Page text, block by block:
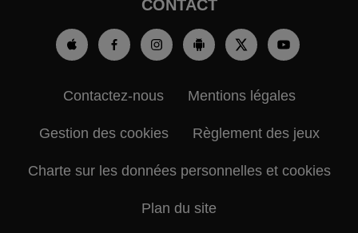
CONTACT
Contactez-nous Mentions légales
Gestion des cookies Règlement des jeux
Charte sur les données personnelles et cookies
Plan du site